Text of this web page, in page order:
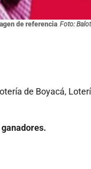
de referencia Foto:
de Boyacá,